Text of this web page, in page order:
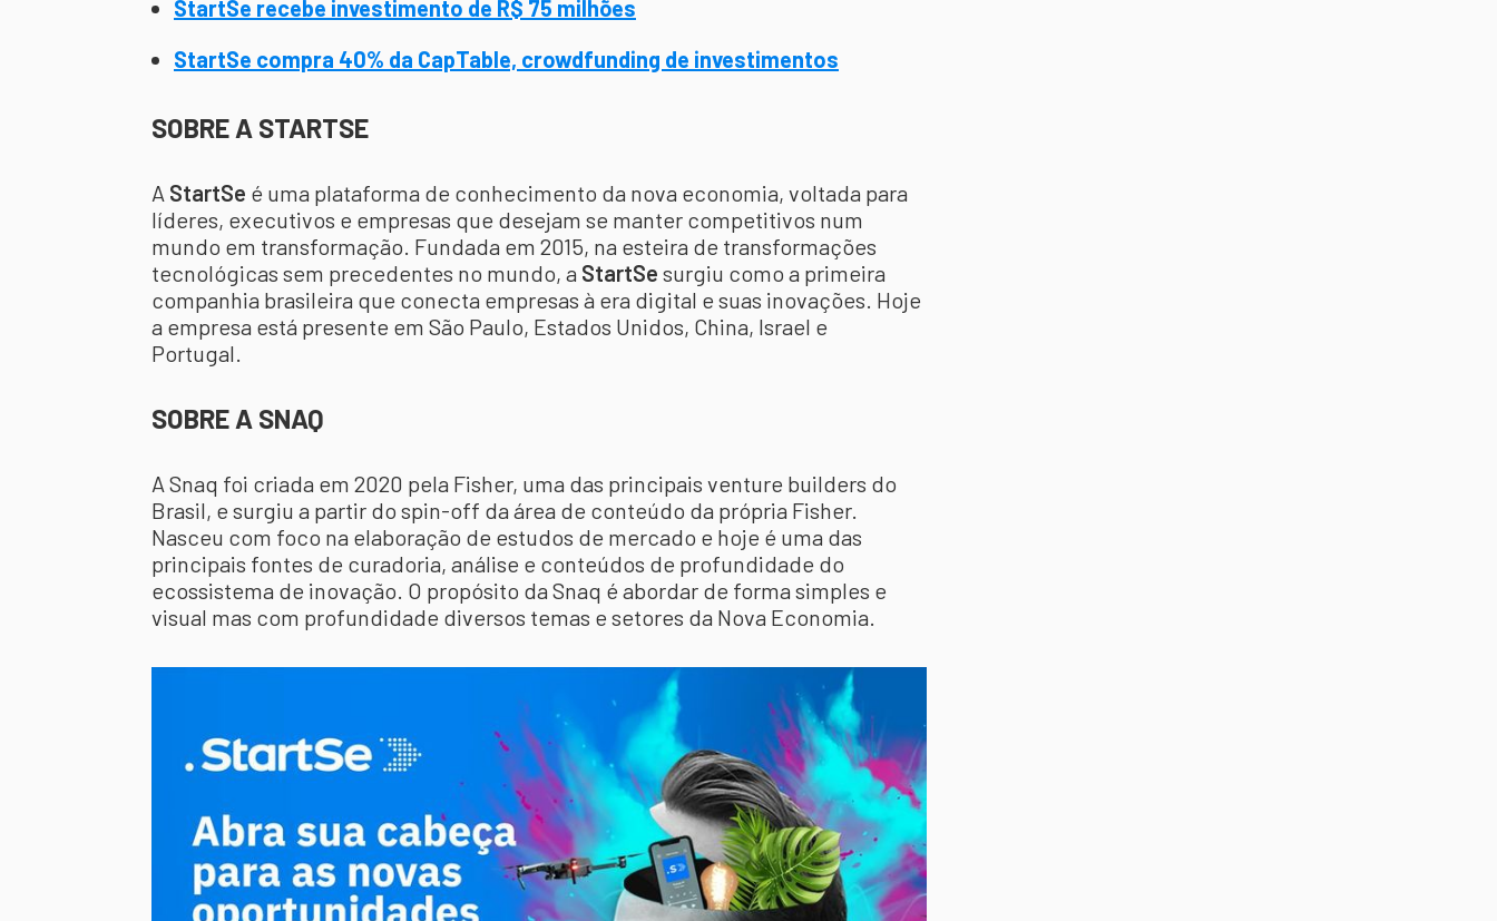
StartSe recebe investimento de R$ 75 milhões
StartSe compra 40% da CapTable, crowdfunding de investimentos
SOBRE A STARTSE
A StartSe é uma plataforma de conhecimento da nova economia, voltada para
líderes, executivos e empresas que desejam se manter competitivos num
mundo em transformação. Fundada em 2015, na esteira de transformações
tecnológicas sem precedentes no mundo, a StartSe surgiu como a primeira
companhia brasileira que conecta empresas à era digital e suas inovações. Hoje
a empresa está presente em São Paulo, Estados Unidos, China, Israel e
Portugal.
SOBRE A SNAQ
A Snaq foi criada em 2020 pela Fisher, uma das principais venture builders do
Brasil, e surgiu a partir do spin-off da área de conteúdo da própria Fisher.
Nasceu com foco na elaboração de estudos de mercado e hoje é uma das
principais fontes de curadoria, análise e conteúdos de profundidade do
ecossistema de inovação. O propósito da Snaq é abordar de forma simples e
visual mas com profundidade diversos temas e setores da Nova Economia.